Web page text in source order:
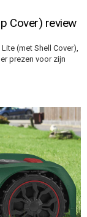
Cover) review
(met Shell Cover),
prezen voor zijn